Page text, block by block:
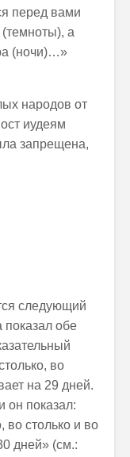
перед вами
(темноты), а
(ночи)…»
народов от
иудеям
запрещена,
следующий
показал обе
во
на 29 дней.
он показал:
во столько и во
дней» (см.: